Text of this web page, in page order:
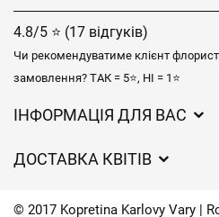
4.8/5 ⭐ (17 відгуків)
Чи рекомендуватиме клієнт
замовлення? ТАК = 5⭐, НІ = 1⭐
ІНФОРМАЦІЯ ДЛЯ ВАС
Захист персональних даних
Час доставки квітів – огляд
ДОСТАВКА КВІТІВ
© 2017 Kopretina Karlovy Vary |